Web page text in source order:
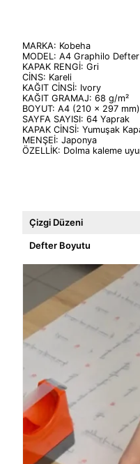
MARKA: Kobeha
MODEL: A4 Graphilo Defter
KAPAK RENGİ: Gri
CİNS: Kareli
KAĞIT CİNSİ: Ivory
KAĞIT GRAMAJ: 68 g/m²
BOYUT: A4 (210 x 297 mm)
SAYFA SAYISI: 64 Yaprak
KAPAK CİNSİ: Yumuşak
MENŞEİ: Japonya
ÖZELLİK: Dolma kaleme
Çizgi Düzeni
Defter Boyutu